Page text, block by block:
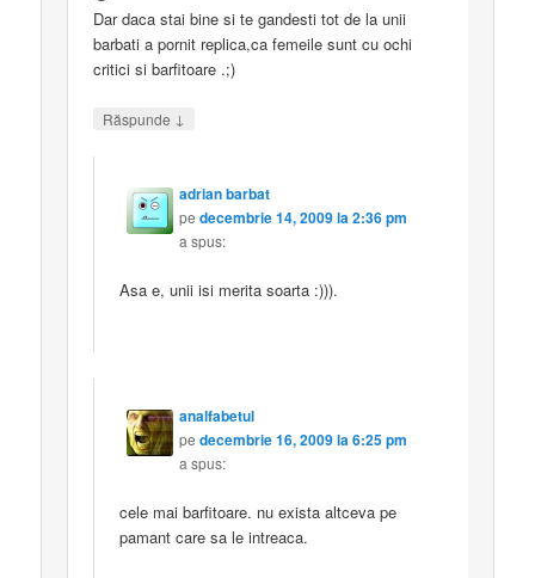
Dar daca stai bine si te gandesti tot de la unii
barbati a pornit replica,ca femeile sunt cu ochi
critici si barfitoare .;)
Răspunde ↓
adrian barbat
pedecembrie 14, 2009 la 2:36 pm
a spus:
Asa e, unii isi merita soarta :))).
analfabetul
pedecembrie 16, 2009 la 6:25 pm
a spus:
cele mai barfitoare. nu exista altceva pe
pamant care sa le intreaca.